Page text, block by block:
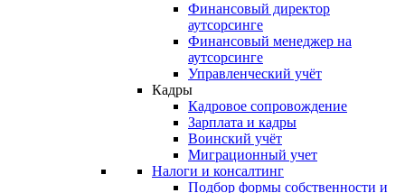
Финансовый директор
аутсорсинге
Финансовый менеджер на
аутсорсинге
Управленческий учёт
Кадры
Кадровое сопровождение
Зарплата и кадры
Воинский учёт
Миграционный учет
Налоги и консалтинг
Подбор формы собственности и